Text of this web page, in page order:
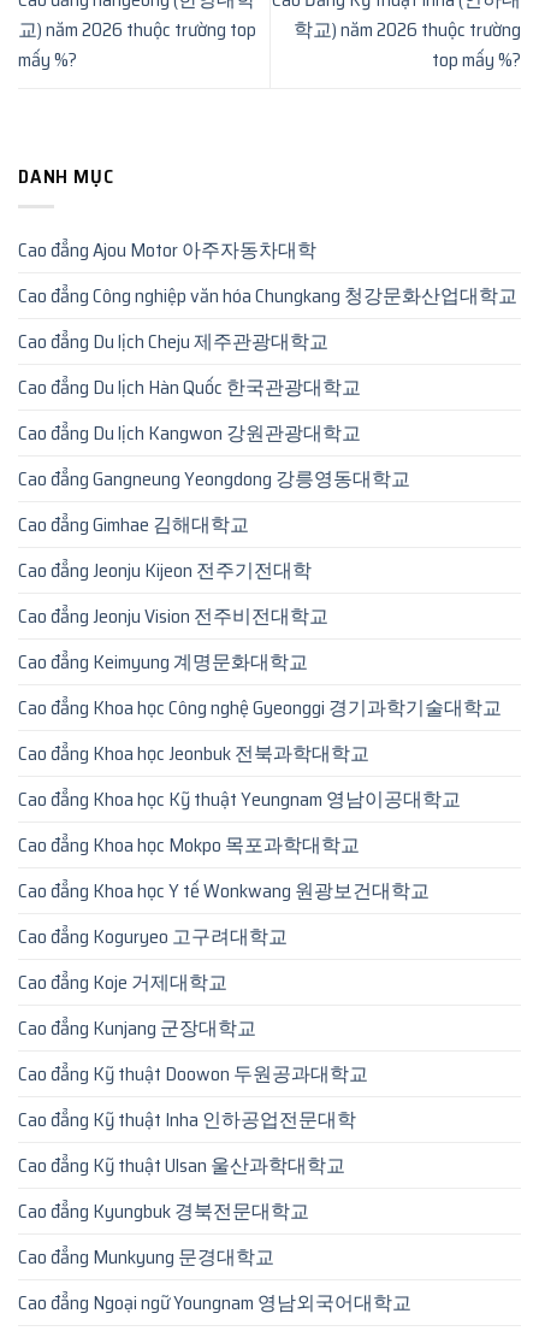
교) năm 2026 thuộc trường top
mấy %?
학교) năm 2026 thuộc trường
top mấy %?
DANH MỤC
Cao đẳng Ajou Motor 아주자동차대학
Cao đẳng Công nghiệp văn hóa Chungkang 청강문화산업대학교
Cao đẳng Du lịch Cheju 제주관광대학교
Cao đẳng Du lịch Hàn Quốc 한국관광대학교
Cao đẳng Du lịch Kangwon 강원관광대학교
Cao đẳng Gangneung Yeongdong 강릉영동대학교
Cao đẳng Gimhae 김해대학교
Cao đẳng Jeonju Kijeon 전주기전대학
Cao đẳng Jeonju Vision 전주비전대학교
Cao đẳng Keimyung 계명문화대학교
Cao đẳng Khoa học Công nghệ Gyeonggi 경기과학기술대학교
Cao đẳng Khoa học Jeonbuk 전북과학대학교
Cao đẳng Khoa học Kỹ thuật Yeungnam 영남이공대학교
Cao đẳng Khoa học Mokpo 목포과학대학교
Cao đẳng Khoa học Y tế Wonkwang 원광보건대학교
Cao đẳng Koguryeo 고구려대학교
Cao đẳng Koje 거제대학교
Cao đẳng Kunjang 군장대학교
Cao đẳng Kỹ thuật Doowon 두원공과대학교
Cao đẳng Kỹ thuật Inha 인하공업전문대학
Cao đẳng Kỹ thuật Ulsan 울산과학대학교
Cao đẳng Kyungbuk 경북전문대학교
Cao đẳng Munkyung 문경대학교
Cao đẳng Ngoại ngữ Youngnam 영남외국어대학교